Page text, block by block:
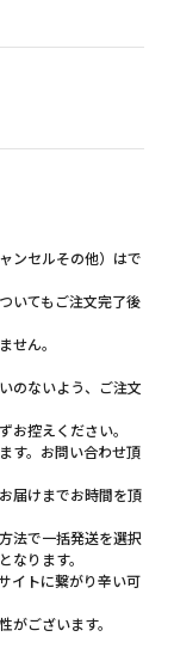
ンセルその他）はで
いてもご注文完了後
せん。
のないよう、ご注文
控えください。
す。お問い合わせ頂
届けまでお時間を頂
法で一括発送を選択
ります。
イトに繋がり辛い可
ございます。